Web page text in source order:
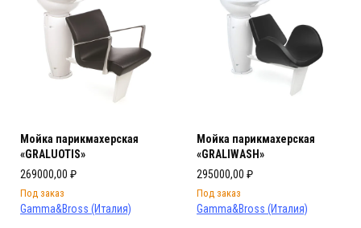
Мойка парикмахерская
«GRALUOTIS»
269000,00 ₽
Под заказ
Gamma&Bross (Италия)
Мойка парикмахерская
«GRALIWASH»
295000,00 ₽
Под заказ
Gamma&Bross (Италия)